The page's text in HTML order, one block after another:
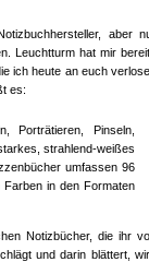
aber
Leuchtturm hat mir
ich heute an euch
es:
Porträtieren, Pinseln,
strahlend-weißes
umfassen 96
in den Formaten
Notizbücher, die ihr
und darin blättert,